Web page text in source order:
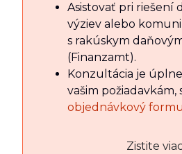
Asistovať pri riešení
výziev alebo
s rakúskym
(Finanzamt).
Konzultácia je
vašim
objednávkový
Zistite